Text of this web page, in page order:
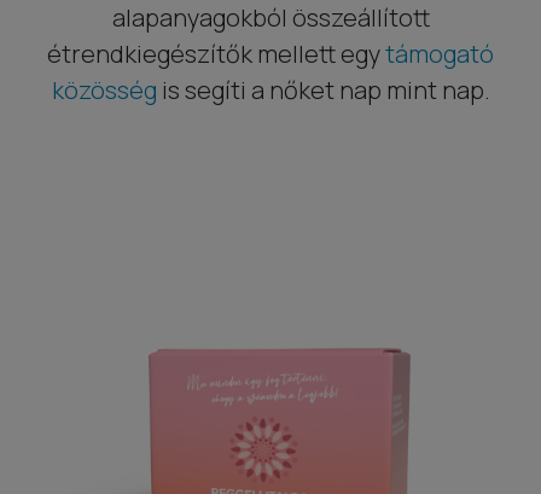
alapanyagokból összeállított
étrendkiegészítők mellett egytámogató
közösség is segíti a nőket nap mint nap.